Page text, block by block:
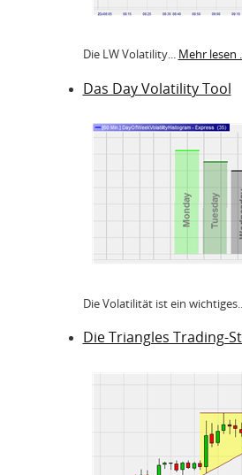
Die LW Volatility... Mehr lesen
Das Day Volatility Tool
Die Volatilität ist ein
Die Triangles Trading-